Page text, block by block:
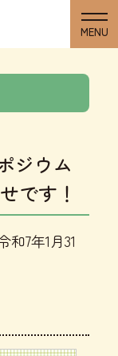
ジウム
です！
7年1月31